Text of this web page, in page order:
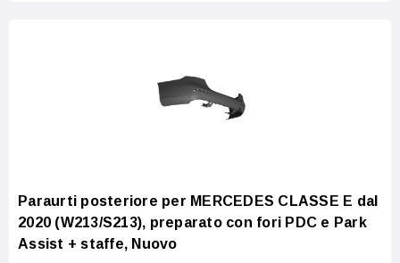
Paraurti posteriore per MERCEDES CLASSE E dal
2020 (W213/S213), preparato con fori PDC e Park
Assist + staffe, Nuovo